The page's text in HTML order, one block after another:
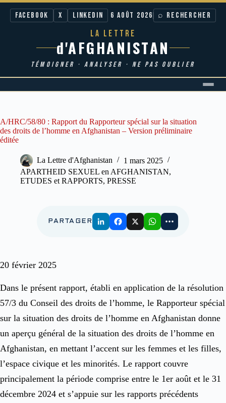
Facebook X LinkedIn 6 AOÛT 2026 ⌕ RECHERCHER
LA LETTRE
d'AFGHANISTAN
TÉMOIGNER · ANALYSER · NE PAS OUBLIER
A/HRC/58/80 : Rapport du Rapporteur spécial sur la situation
des droits de l’homme en Afghanistan – Version préliminaire
éditée
La Lettre d'Afghanistan
1 mars 2025
APARTHEID SEXUEL en AFGHANISTAN,
ETUDES et RAPPORTS, PRESSE
PARTAGER
20 février 2025
Dans le présent rapport, établi en application de la résolution
57/3 du Conseil des droits de l’homme, le Rapporteur spécial
sur la situation des droits de l’homme en Afghanistan donne
un aperçu général de la situation des droits de l’homme en
Afghanistan, en mettant l’accent sur les femmes et les filles,
l’espace civique et les minorités. Le rapport couvre
principalement la période comprise entre le 1er août et le 31
décembre 2024 et s’appuie sur les rapports précédents